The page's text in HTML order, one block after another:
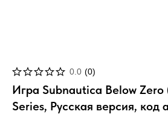
0.0 (0)
Игра Subnautica Below Zero
Series, Русская версия, код